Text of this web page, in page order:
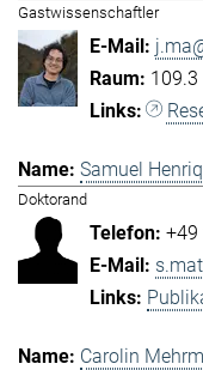
Gastwissenschaftler
109.3
Samuel
Doktorand
+49
Carolin